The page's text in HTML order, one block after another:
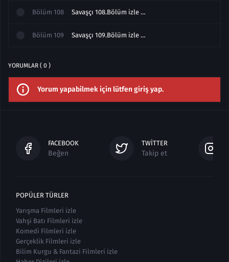
Bölüm 108 Savaşçı 108.Bölüm izle Full
Bölüm 109 Savaşçı 109.Bölüm izle Final Full
YORUMLAR ( 0 )
Yorum yapabilmek için lütfen giriş yap.
FACEBOOK
Beğen
TWITTER
Takip et
POPÜLER TÜRLER
Yarışma Filmleri izle
Vahşi Batı Filmleri izle
Komedi Filmleri izle
Gerçeklik Filmleri izle
Bilim Kurgu & Fantazi Filmleri izle